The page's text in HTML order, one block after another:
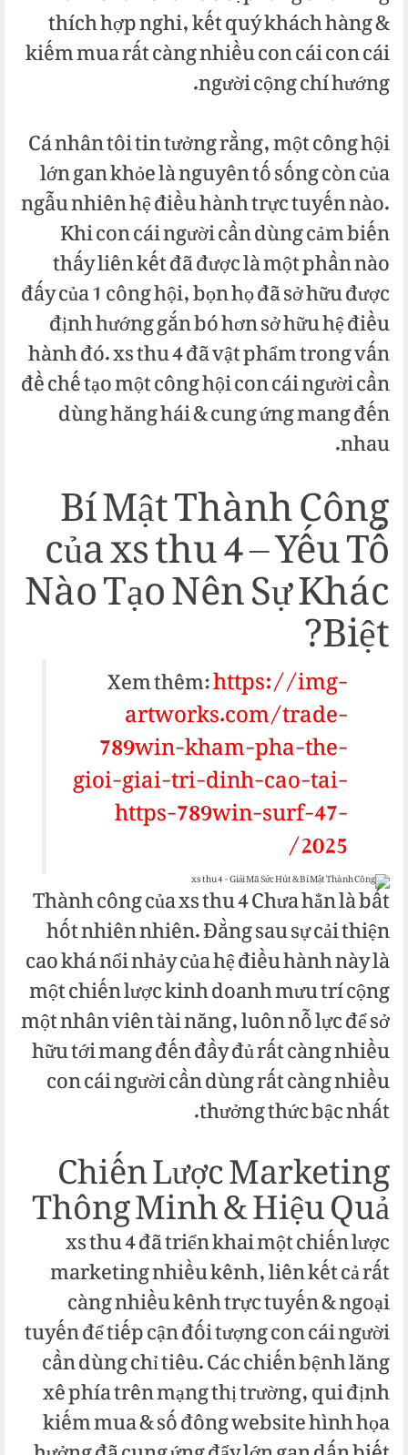
thích hợp nghi, kết quý khách hàng &
kiếm mua rất càng nhiều con cái con cái
người cộng chí hướng.
Cá nhân tôi tin tưởng rằng, một công hội
lớn gan khỏe là nguyên tố sống còn của
ngẫu nhiên hệ điều hành trực tuyến nào.
Khi con cái người cần dùng cảm biến
thấy liên kết đã được là một phần nào
đấy của 1 công hội, bọn họ đã sở hữu được
định hướng gắn bó hơn sở hữu hệ điều
hành đó. xs thu 4 đã vật phẩm trong vấn
đề chế tạo một công hội con cái người cần
dùng hăng hái & cung ứng mang đến
nhau.
Bí Mật Thành Công
của xs thu 4 – Yếu Tố
Nào Tạo Nên Sự Khác
Biệt?
Xem thêm:https://img-
artworks.com/trade-
789win-kham-pha-the-
gioi-giai-tri-dinh-cao-tai-
https-789win-surf-47-
2025/
Thành công của xs thu 4 Chưa hẳn là bất
hốt nhiên nhiên. Đằng sau sự cải thiện
cao khá nổi nhảy của hệ điều hành này là
một chiến lược kinh doanh mưu trí cộng
một nhân viên tài năng, luôn nỗ lực để sở
hữu tới mang đến đầy đủ rất càng nhiều
con cái người cần dùng rất càng nhiều
thưởng thức bậc nhất.
Chiến Lược Marketing
Thông Minh & Hiệu Quả
xs thu 4 đã triển khai một chiến lược
marketing nhiều kênh, liên kết cả rất
càng nhiều kênh trực tuyến & ngoại
tuyến để tiếp cận đối tượng con cái người
cần dùng chỉ tiêu. Các chiến bệnh lăng
xê phía trên mạng thị trường, qui định
kiếm mua & số đông website hình họa